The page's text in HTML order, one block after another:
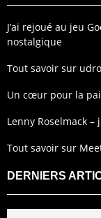
J’ai rejoué au jeu
nostalgique
Tout savoir sur
Un cœur pour la
Lenny Roselmack –
Tout savoir sur
DERNIERS